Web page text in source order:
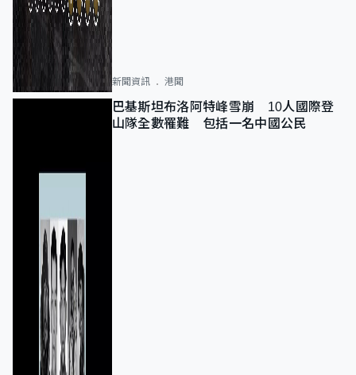
新聞資訊 港聞
巴基斯坦布洛阿特峰雪崩 10人國際登
山隊全數罹難 包括一名中國公民